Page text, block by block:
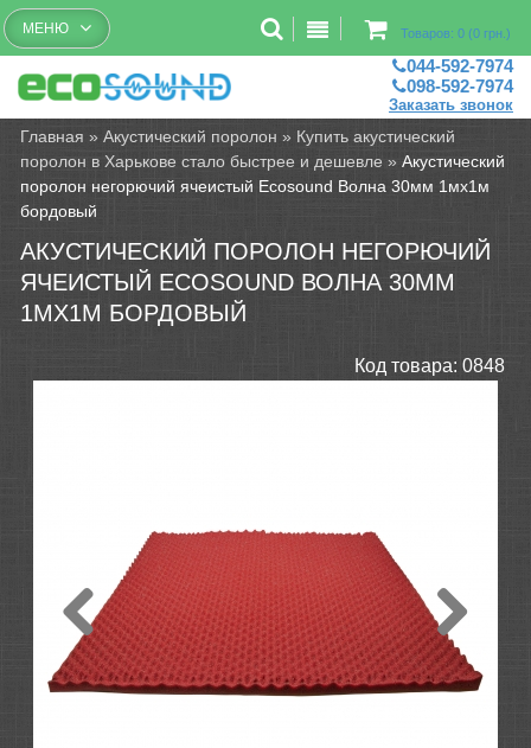
Бесплатный рассчет помещений
Товаров: 0 (0 грн.)
МЕНЮ
044-592-7974
098-592-7974
Заказать звонок
Главная »Акустический поролон » Купить акустический
поролон в Харькове стало быстрее и дешевле »Акустический
поролон негорючий ячеистый Ecosound Волна 30мм 1мх1м
бордовый
АКУСТИЧЕСКИЙ ПОРОЛОН НЕГОРЮЧИЙ
ЯЧЕИСТЫЙ ECOSOUND ВОЛНА 30ММ
1МХ1М БОРДОВЫЙ
Код товара: 0848